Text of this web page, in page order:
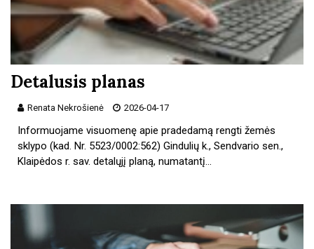
Detalusis planas
Renata Nekrošienė 2026-04-17
Informuojame visuomenę apie pradedamą rengti žemės
sklypo (kad. Nr. 5523/0002:562) Gindulių k., Sendvario sen.,
Klaipėdos r. sav. detalųjį planą, numatantį…